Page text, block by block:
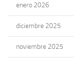
enero 2026
diciembre 2025
noviembre 2025